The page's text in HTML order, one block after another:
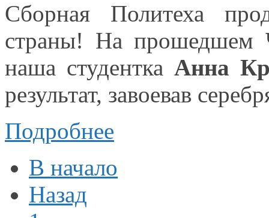
Сборная Политеха
страны! На прошедшем
наша студентка Анна
результат, завоевав
Подробнее
В начало
Назад